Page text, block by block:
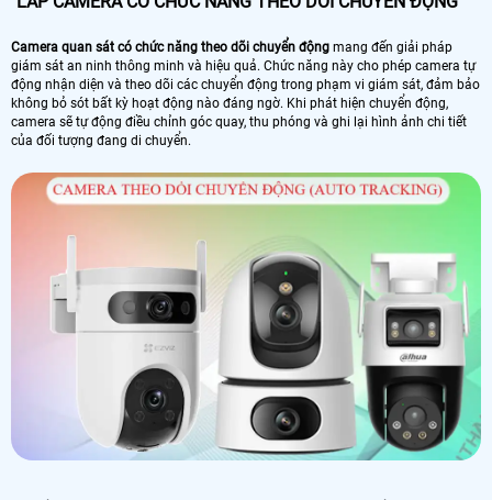
Camera quan sát có chức năng theo dõi chuyển động mang đến giải pháp
giám sát an ninh thông minh và hiệu quả. Chức năng này cho phép camera tự
động nhận diện và theo dõi các chuyển động trong phạm vi giám sát, đảm bảo
không bỏ sót bất kỳ hoạt động nào đáng ngờ. Khi phát hiện chuyển động,
camera sẽ tự động điều chỉnh góc quay, thu phóng và ghi lại hình ảnh chi tiết
của đối tượng đang di chuyển.